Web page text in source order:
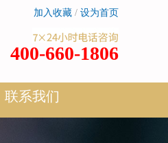
加入收藏 / 设为首页
400-660-1806
联系我们